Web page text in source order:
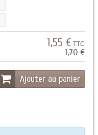
1,55 € TTC
1,70 €
Ajouter au panier